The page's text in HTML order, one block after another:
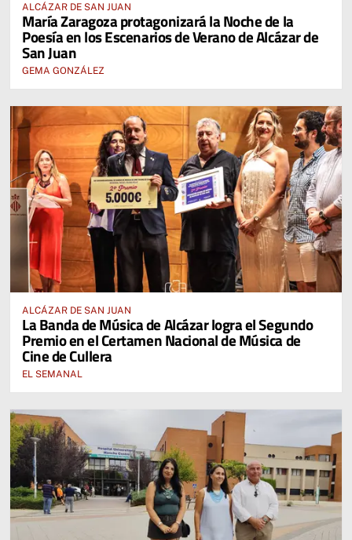
ALCÁZAR DE SAN JUAN
María Zaragoza protagonizará la Noche de la
Poesía en los Escenarios de Verano de Alcázar de
San Juan
GEMA GONZÁLEZ
ALCÁZAR DE SAN JUAN
La Banda de Música de Alcázar logra el Segundo
Premio en el Certamen Nacional de Música de
Cine de Cullera
EL SEMANAL